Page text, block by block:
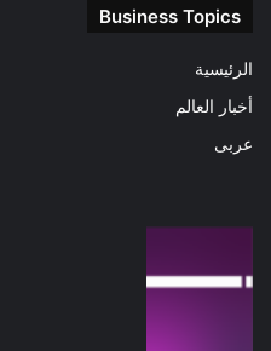
Business Topics
الرئيسية
أخبار العالم
عربى